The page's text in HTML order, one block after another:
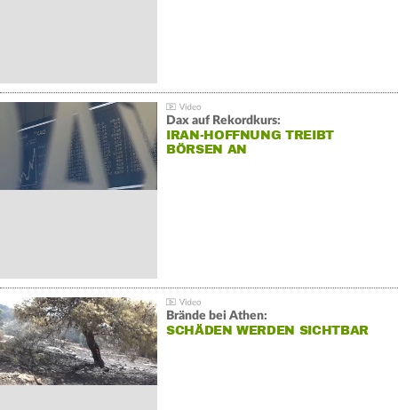
Dax auf Rekordkurs:
IRAN-HOFFNUNG TREIBT
BÖRSEN AN
Brände bei Athen:
SCHÄDEN WERDEN SICHTBAR